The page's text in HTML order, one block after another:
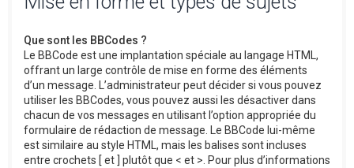
Que sont les BBCodes ?
Le BBCode est une implantation spéciale au langage HTML,
offrant un large contrôle de mise en forme des éléments
d’un message. L’administrateur peut décider si vous pouvez
utiliser les BBCodes, vous pouvez aussi les désactiver dans
chacun de vos messages en utilisant l’option appropriée du
formulaire de rédaction de message. Le BBCode lui-même
est similaire au style HTML, mais les balises sont incluses
entre crochets [ et ] plutôt que < et >. Pour plus d’informations